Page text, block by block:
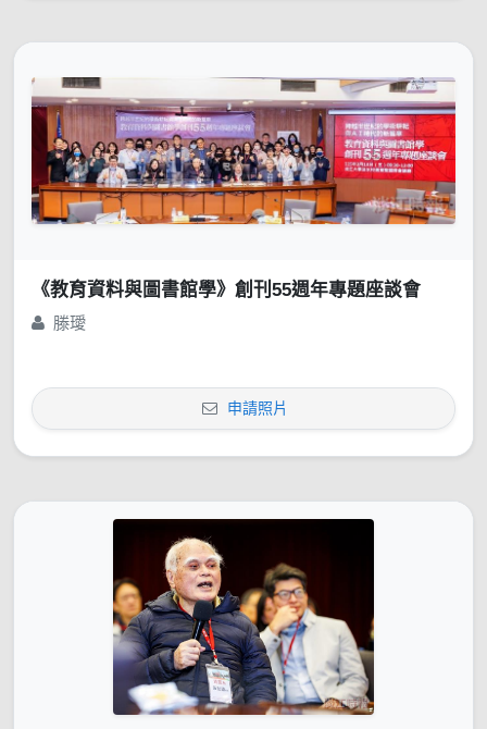
《教育資料與圖書館學》創刊55週年專題座談會
滕璦
申請照片